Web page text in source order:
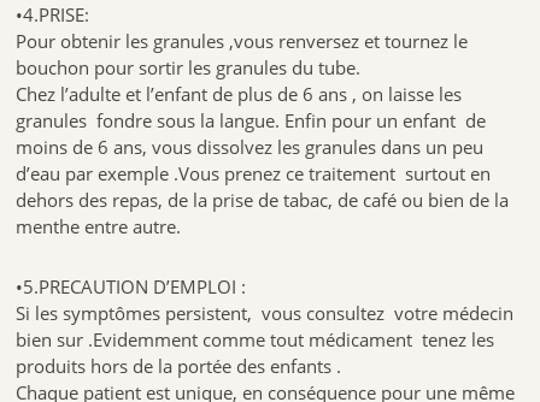
•4.PRISE:
Pour obtenir les granules ,vous renversez et tournez le
bouchon pour sortir les granules du tube.
Chez l’adulte et l’enfant de plus de 6 ans , on laisse les
granules fondre sous la langue. Enfin pour un enfant de
moins de 6 ans, vous dissolvez les granules dans un peu
d’eau par exemple .Vous prenez ce traitement surtout en
dehors des repas, de la prise de tabac, de café ou bien de la
menthe entre autre.
•5.PRECAUTION D’EMPLOI :
Si les symptômes persistent, vous consultez votre médecin
bien sur .Evidemment comme tout médicament tenez les
produits hors de la portée des enfants .
Chaque patient est unique, en conséquence pour une même